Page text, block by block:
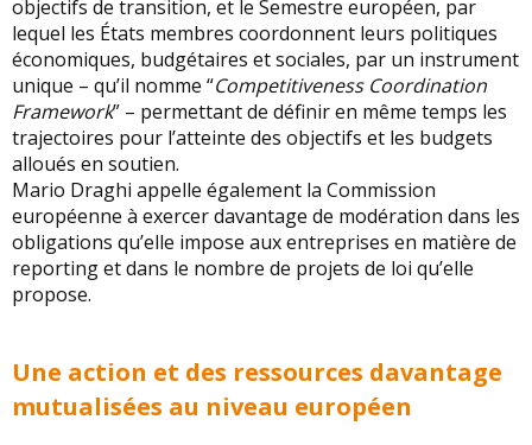
objectifs de transition, et le Semestre européen, par
lequel les États membres coordonnent leurs politiques
économiques, budgétaires et sociales, par un instrument
unique – qu’il nomme “Competitiveness Coordination
Framework” – permettant de définir en même temps les
trajectoires pour l’atteinte des objectifs et les budgets
alloués en soutien.
Mario Draghi appelle également la Commission
européenne à exercer davantage de modération dans les
obligations qu’elle impose aux entreprises en matière de
reporting et dans le nombre de projets de loi qu’elle
propose.
Une action et des ressources davantage
mutualisées au niveau européen